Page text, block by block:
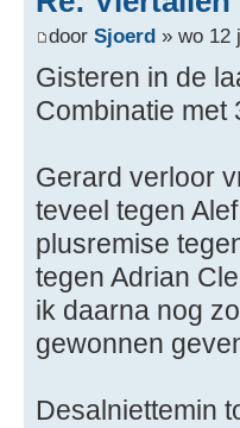
door Sjoerd » wo 12
Gisteren in de
Combinatie met
Gerard verloor
teveel tegen
plusremise
tegen Adrian
ik daarna nog
gewonnen
Desalniettemin